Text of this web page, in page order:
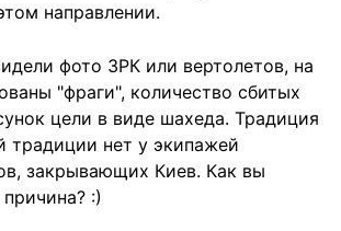
направлении.
фото ЗРК или вертолетов, на
"фраги", количество сбитых
цели в виде шахеда. Традиция
традиции нет у экипажей
закрывающих Киев. Как вы
:)